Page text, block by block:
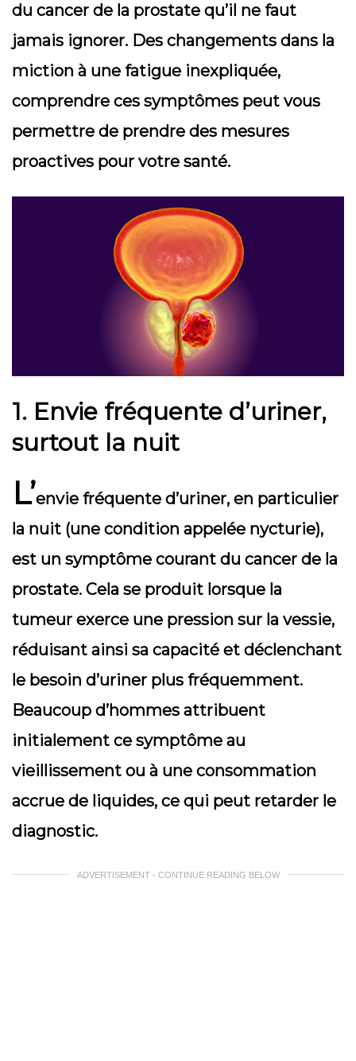
du cancer de la prostate qu’il ne faut
jamais ignorer. Des changements dans la
miction à une fatigue inexpliquée,
comprendre ces symptômes peut vous
permettre de prendre des mesures
proactives pour votre santé.
1. Envie fréquente d’uriner,
surtout la nuit
L’envie fréquente d’uriner, en particulier
la nuit (une condition appelée nycturie),
est un symptôme courant du cancer de la
prostate. Cela se produit lorsque la
tumeur exerce une pression sur la vessie,
réduisant ainsi sa capacité et déclenchant
le besoin d’uriner plus fréquemment.
Beaucoup d’hommes attribuent
initialement ce symptôme au
vieillissement ou à une consommation
accrue de liquides, ce qui peut retarder le
diagnostic.
ADVERTISEMENT - CONTINUE READING BELOW